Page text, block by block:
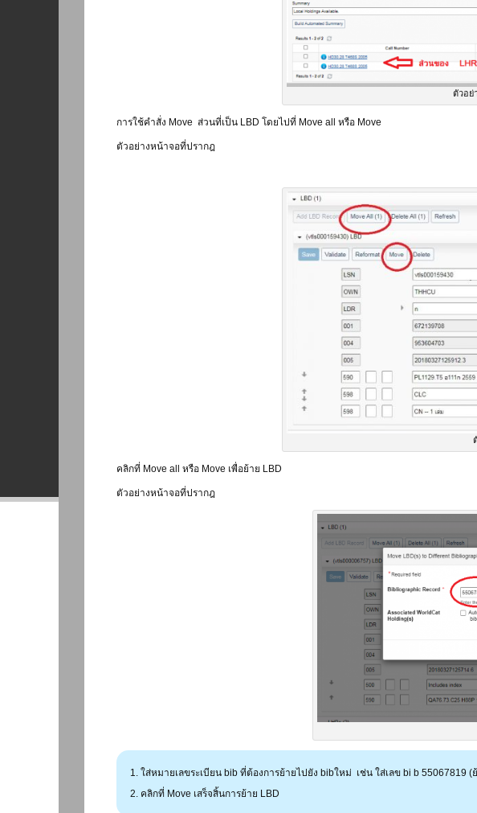
ตัวอย่
การใช้คำสั่ง Move ส่วนที่เป็น LBD โดยไปที่ Move all หรือ Move
ตัวอย่างหน้าจอที่ปรากฎ
คลิกที่ Move all หรือ Move เพื่อย้าย LBD
ตัวอย่างหน้าจอที่ปรากฎ
ใส่หมายเลขระเบียน bib ที่ต้องการย้ายไปยัง bibใหม่ เช่น ใส่เลข bi b 55067819 (
คลิกที่ Move เสร็จสิ้นการย้าย LBD